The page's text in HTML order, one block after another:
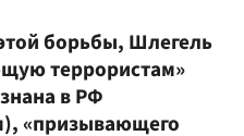
борьбы, Шлегель
террористам»
в РФ
«призывающего